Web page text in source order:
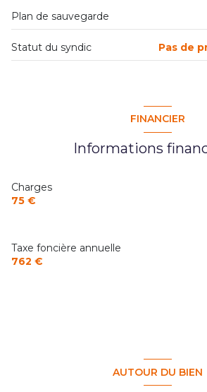
visiophone
interphone
Plan de sauvegarde
Statut du syndic Pas de
FINANCIER
Informations
Charges
75 €
Taxe foncière annuelle
762 €
AUTOUR DU BIEN